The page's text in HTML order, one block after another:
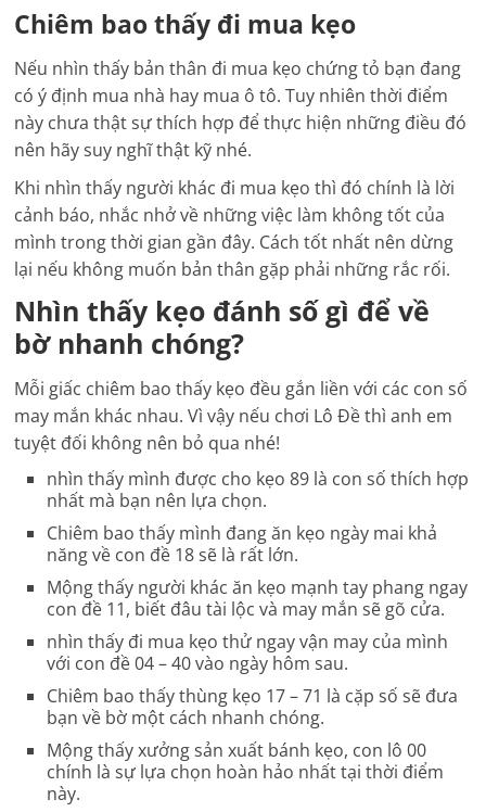
Chiêm bao thấy đi mua kẹo
Nếu nhìn thấy bản thân đi mua kẹo chứng tỏ bạn đang
có ý định mua nhà hay mua ô tô. Tuy nhiên thời điểm
này chưa thật sự thích hợp để thực hiện những điều đó
nên hãy suy nghĩ thật kỹ nhé.
Khi nhìn thấy người khác đi mua kẹo thì đó chính là lời
cảnh báo, nhắc nhở về những việc làm không tốt của
mình trong thời gian gần đây. Cách tốt nhất nên dừng
lại nếu không muốn bản thân gặp phải những rắc rối.
Nhìn thấy kẹo đánh số gì để về
bờ nhanh chóng?
Mỗi giấc chiêm bao thấy kẹo đều gắn liền với các con số
may mắn khác nhau. Vì vậy nếu chơi Lô Đề thì anh em
tuyệt đối không nên bỏ qua nhé!
nhìn thấy mình được cho kẹo 89 là con số thích hợp
nhất mà bạn nên lựa chọn.
Chiêm bao thấy mình đang ăn kẹo ngày mai khả
năng về con đề 18 sẽ là rất lớn.
Mộng thấy người khác ăn kẹo mạnh tay phang ngay
con đề 11, biết đâu tài lộc và may mắn sẽ gõ cửa.
nhìn thấy đi mua kẹo thử ngay vận may của mình
với con đề 04 – 40 vào ngày hôm sau.
Chiêm bao thấy thùng kẹo 17 – 71 là cặp số sẽ đưa
bạn về bờ một cách nhanh chóng.
Mộng thấy xưởng sản xuất bánh kẹo, con lô 00
chính là sự lựa chọn hoàn hảo nhất tại thời điểm
này.